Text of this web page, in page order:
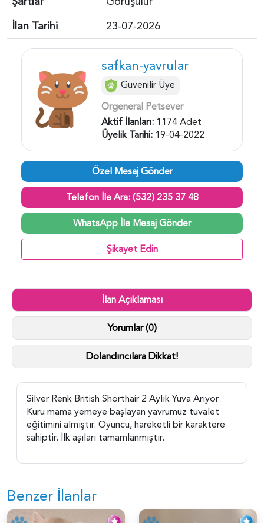
İlan Tarihi
23-07-2026
safkan-yavrular
Güvenilir Üye
Orgeneral Petsever
Aktif İlanları: 1174 Adet
Üyelik Tarihi: 19-04-2022
Özel Mesaj Gönder
Telefon İle Ara: (532) 235 37 48
WhatsApp İle Mesaj Gönder
Şikayet Edin
İlan Açıklaması
Yorumlar (0)
Dolandırıcılara Dikkat!
Silver Renk British Shorthair 2 Aylık Yuva Arıyor
Kuru mama yemeye başlayan yavrumuz tuvalet
eğitimini almıştır. Oyuncu, hareketli bir karaktere
sahiptir. İlk aşıları tamamlanmıştır.
Benzer İlanlar